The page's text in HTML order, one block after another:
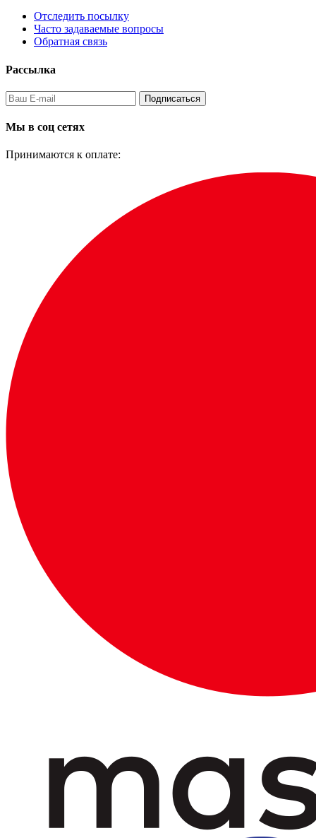
Отследить посылку
Часто задаваемые вопросы
Обратная связь
Рассылка
Подписаться
Мы в соц сетях
Принимаются к оплате: